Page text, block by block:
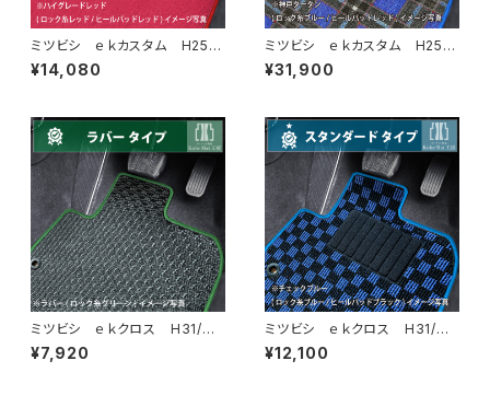
ミツビシ ｅｋカスタム H25/
6〜H31/3 B11W フロアマッ
ト一式 カーマット ハイグレー
¥14,080
ミツビシ ｅｋカスタム H25/
6〜H31/3 B11W フロアマッ
ト一式 カーマット 神戸タータ
¥31,900
ミツビシ ｅｋクロス H31/
3〜 B30系 フロアマット一
式 カーマット 防水 ラバー
¥7,920
ミツビシ ｅｋクロス H31/
3〜 B30系 フロアマット一
式 カーマット スタンダードタ
¥12,100